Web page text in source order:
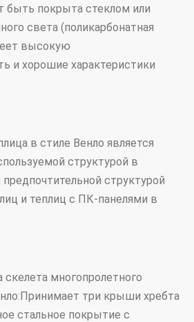
быть покрыта стеклом или
света (поликарбонатная
высокую
и хорошие характеристики
в стиле Венло является
структурой в
структурой
и теплиц с ПК-панелями в
скелета многопролетного
три крыши хребта
стальное покрытие с